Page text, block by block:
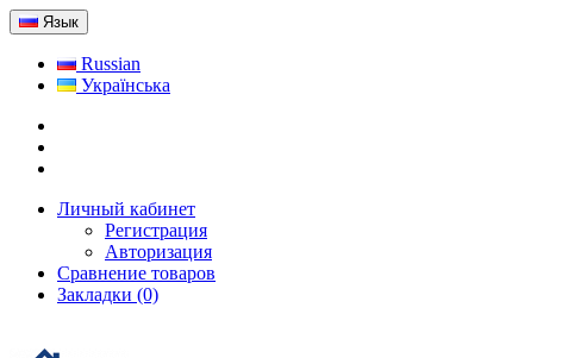
Язык
Russian
Українська
Личный кабинет
Регистрация
Авторизация
Сравнение товаров
Закладки (0)